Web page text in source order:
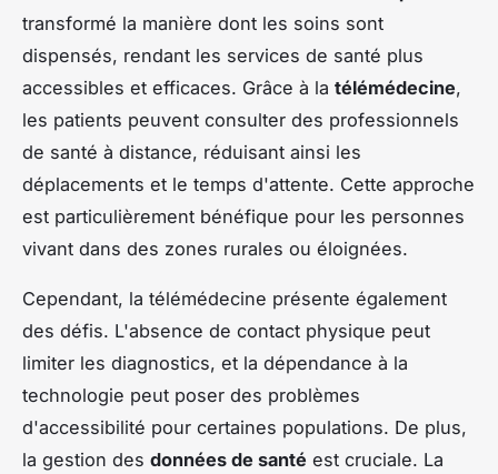
transformé la manière dont les soins sont
dispensés, rendant les services de santé plus
accessibles et efficaces. Grâce à la télémédecine,
les patients peuvent consulter des professionnels
de santé à distance, réduisant ainsi les
déplacements et le temps d'attente. Cette approche
est particulièrement bénéfique pour les personnes
vivant dans des zones rurales ou éloignées.
Cependant, la télémédecine présente également
des défis. L'absence de contact physique peut
limiter les diagnostics, et la dépendance à la
technologie peut poser des problèmes
d'accessibilité pour certaines populations. De plus,
la gestion des données de santé est cruciale. La